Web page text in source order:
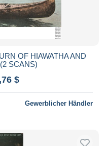
OF HIAWATHA AND
SCANS)
$
Gewerblicher Händler